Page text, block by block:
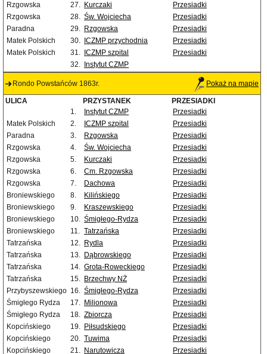
Rzgowska
27. Kurczaki
Przesiadki
Rzgowska
28. Św. Wojciecha
Przesiadki
Paradna
29. Rzgowska
Przesiadki
Matek Polskich
30. ICZMP przychodnia
Przesiadki
Matek Polskich
31. ICZMP szpital
Przesiadki
32.
Instytut CZMP
Rondo Powstańców 1863r. Pokaż na mapie
ULICA PRZYSTANEK
PRZESIADKI
1.
Instytut CZMP
Przesiadki
Matek Polskich
2. ICZMP szpital
Przesiadki
Paradna
3. Rzgowska
Przesiadki
Rzgowska
4. Św. Wojciecha
Przesiadki
Rzgowska
5. Kurczaki
Przesiadki
Rzgowska
6. Cm. Rzgowska
Przesiadki
Rzgowska
7. Dachowa
Przesiadki
Broniewskiego
8. Kilińskiego
Przesiadki
Broniewskiego
9. Kraszewskiego
Przesiadki
Broniewskiego
10. Śmigłego-Rydza
Przesiadki
Broniewskiego
11. Tatrzańska
Przesiadki
Tatrzańska
12. Rydla
Przesiadki
Tatrzańska
13. Dąbrowskiego
Przesiadki
Tatrzańska
14. Grota-Roweckiego
Przesiadki
Tatrzańska
15. Brzechwy NŻ
Przesiadki
Przybyszewskiego 16. Śmigłego-Rydza
Przesiadki
Śmigłego Rydza
17. Milionowa
Przesiadki
Śmigłego Rydza
18. Zbiorcza
Przesiadki
Kopcińskiego
19. Piłsudskiego
Przesiadki
Kopcińskiego
20. Tuwima
Przesiadki
Kopcińskiego
21. Narutowicza Przesiadki